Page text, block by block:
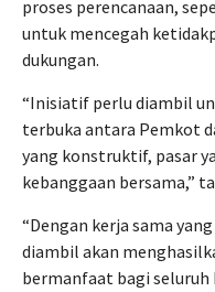
proses perencanaan,
untuk mencegah
dukungan.
“Inisiatif perlu diambil
terbuka antara Pemkot
yang konstruktif, pasar
kebanggaan bersama,”
“Dengan kerja sama
diambil akan
bermanfaat bagi seluruh